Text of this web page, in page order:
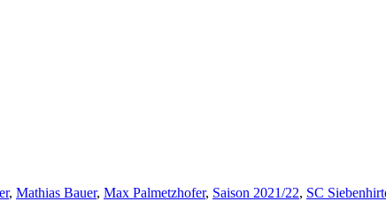
, Mathias Bauer, Max Palmetzhofer, Saison 2021/22, SC